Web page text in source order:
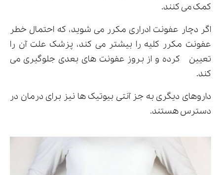
کمک می کنند.
اگر دچار عفونت ادراری مکرر می شوید، که احتمال خطر
عفونت مکرر کلیه را بیشتر می کند، پزشک علت آن را
تعیین کرده و از بروز عفونت های بعدی جلوگیری می
کند.
داروهای دیگری به جز آنتی بیوتیک ها نیز برای درمان در
دسترس هستند.